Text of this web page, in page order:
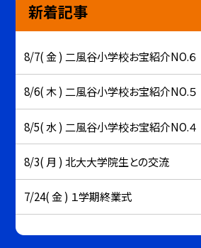
新着記事
8/7( 金 ) 二風谷小学校お宝紹介NO.６
8/6( 木 ) 二風谷小学校お宝紹介NO.５
8/5( 水 ) 二風谷小学校お宝紹介NO.４
8/3( 月 ) 北大大学院生との交流
7/24( 金 ) １学期終業式